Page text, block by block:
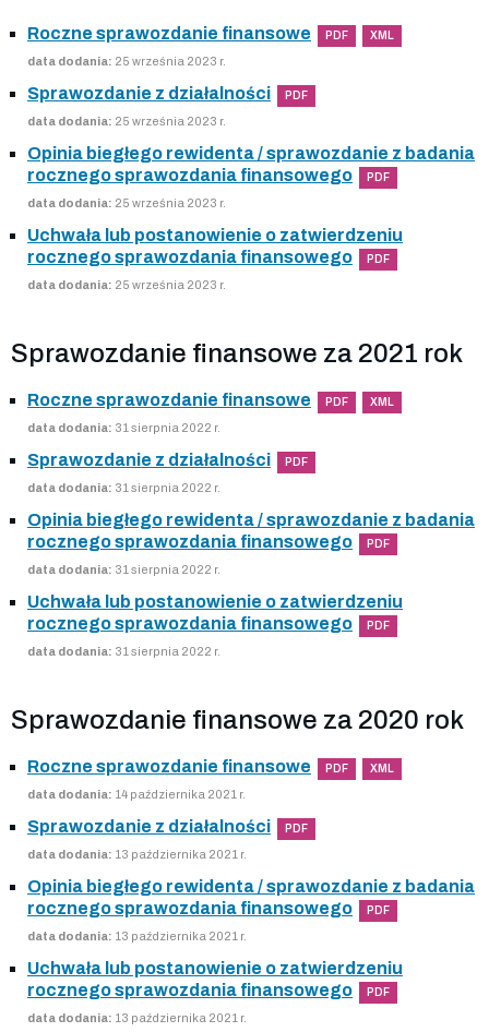
Roczne sprawozdanie finansowe PDF XML
data dodania: 25 września 2023 r.
Sprawozdanie z działalności PDF
data dodania: 25 września 2023 r.
Opinia biegłego rewidenta / sprawozdanie z badania
rocznego sprawozdania finansowego
PDF
data dodania: 25 września 2023 r.
Uchwała lub postanowienie o zatwierdzeniu
rocznego sprawozdania finansowego
PDF
data dodania: 25 września 2023 r.
Sprawozdanie finansowe za 2021 rok
Roczne sprawozdanie finansowe PDF XML
data dodania: 31 sierpnia 2022 r.
Sprawozdanie z działalności PDF
data dodania: 31 sierpnia 2022 r.
Opinia biegłego rewidenta / sprawozdanie z badania
rocznego sprawozdania finansowego
PDF
data dodania: 31 sierpnia 2022 r.
Uchwała lub postanowienie o zatwierdzeniu
rocznego sprawozdania finansowego
PDF
data dodania: 31 sierpnia 2022 r.
Sprawozdanie finansowe za 2020 rok
Roczne sprawozdanie finansowe PDF XML
data dodania: 14 października 2021 r.
Sprawozdanie z działalności PDF
data dodania: 13 października 2021 r.
Opinia biegłego rewidenta / sprawozdanie z badania
rocznego sprawozdania finansowego
PDF
data dodania: 13 października 2021 r.
Uchwała lub postanowienie o zatwierdzeniu
rocznego sprawozdania finansowego
PDF
data dodania: 13 października 2021 r.